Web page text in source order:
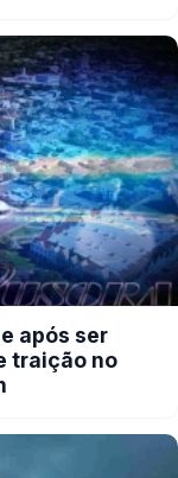
após ser
traição no